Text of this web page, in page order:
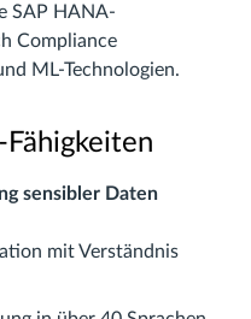
SAP HANA-
Compliance
ML-Technologien.
sensibler Daten
mit Verständnis